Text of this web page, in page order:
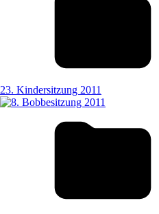
23. Kindersitzung 2011